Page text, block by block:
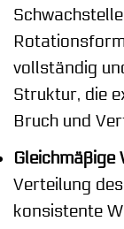
vollständig
Struktur, die
Bruch und
Gleichmäßige
Verteilung
konsistente